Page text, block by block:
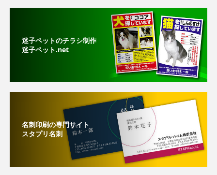
迷子ペットのチラシ制作
迷子ペット.net
名刺印刷の専門サイト
スタプリ名刺